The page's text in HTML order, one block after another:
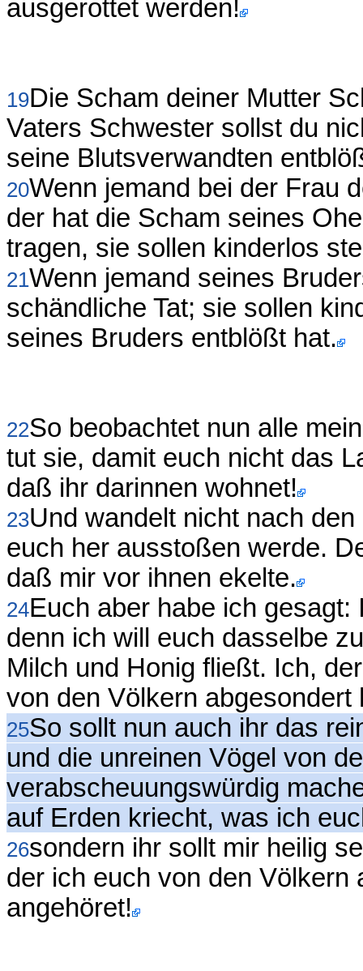
ausgerottet werden!
19Die Scham deiner Mutter
Vaters Schwester sollst du
seine Blutsverwandten
20Wenn jemand bei der Frau
der hat die Scham seines
tragen, sie sollen kinderlos
21Wenn jemand seines
schändliche Tat; sie sollen
seines Bruders entblößt hat.
22So beobachtet nun alle
tut sie, damit euch nicht das
daß ihr darinnen wohnet!
23Und wandelt nicht nach
euch her ausstoßen werde.
daß mir vor ihnen ekelte.
24Euch aber habe ich
denn ich will euch dasselbe
Milch und Honig fließt. Ich,
von den Völkern abgesondert
25So sollt nun auch ihr das
und die unreinen Vögel von
verabscheuungswürdig
auf Erden kriecht, was ich
26sondern ihr sollt mir heilig
der ich euch von den Völkern
angehöret!